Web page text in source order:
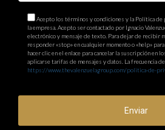
Acepto los términos y condiciones y la Política
la empresa. Acepto ser contactado por Ignacio
electrónico y mensaje de texto. Para dejar de recibir
responder «stop» en cualquier momento o «help»
hacer clic en el enlace para cancelar la suscripción en
aplicarse tarifas de mensajes y datos. La frecuencia
https://www.thevalenzuelagroup.com/politica-de-
Enviar